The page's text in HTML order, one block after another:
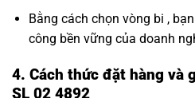
Bằng cách chọn vòng bi ,
công bền vững của doanh
4. Cách thức đặt hàng và
SL 02 4892